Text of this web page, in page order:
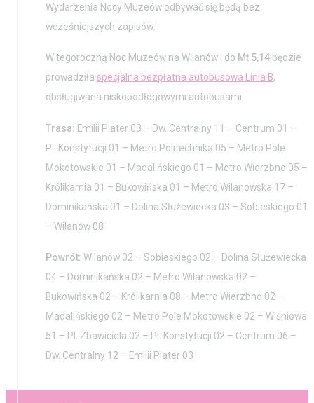
Wydarzenia Nocy Muzeów odbywać się będą bez
wcześniejszych zapisów.
W tegoroczną Noc Muzeów na Wilanów i do Mt 5,14 będzie
prowadziła specjalna bezpłatna autobusowa Linia B,
obsługiwana niskopodłogowymi autobusami.
Trasa: Emilii Plater 03 – Dw. Centralny 11 – Centrum 01 –
Pl. Konstytucji 01 – Metro Politechnika 05 – Metro Pole
Mokotowskie 01 – Madalińskiego 01 – Metro Wierzbno 05 –
Królikarnia 01 – Bukowińska 01 – Metro Wilanowska 17 –
Dominikańska 01 – Dolina Służewiecka 03 – Sobieskiego 01
– Wilanów 08
Powrót: Wilanów 02 – Sobieskiego 02 – Dolina Służewiecka
04 – Dominikańska 02 – Metro Wilanowska 02 –
Bukowińska 02 – Królikarnia 08 – Metro Wierzbno 02 –
Madalińskiego 02 – Metro Pole Mokotowskie 02 – Wiśniowa
51 – Pl. Zbawiciela 02 – Pl. Konstytucji 02 – Centrum 06 –
Dw. Centralny 12 – Emilii Plater 03